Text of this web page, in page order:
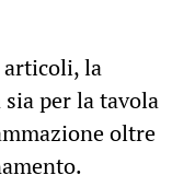
articoli, la
sia per la tavola
oltre